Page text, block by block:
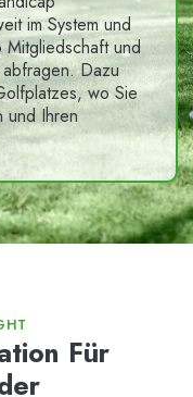
im System und
und
Dazu
wo Sie
und Ihren
Für